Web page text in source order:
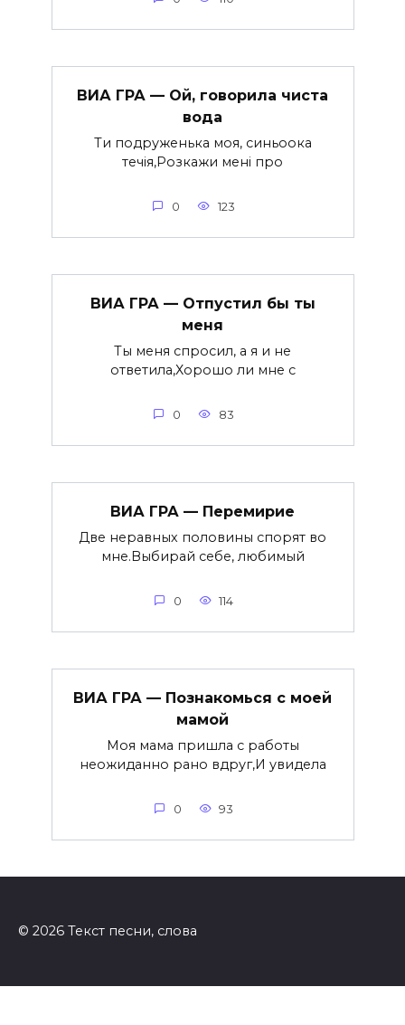
ВИА ГРА — Ой, говорила чиста
вода
Ти подруженька моя, синьоока
течія,Розкажи мені про
0 123
ВИА ГРА — Отпустил бы ты
меня
Ты меня спросил, а я и не
ответила,Хорошо ли мне с
0 83
ВИА ГРА — Перемирие
Две неравных половины спорят во
мне.Выбирай себе, любимый
0 114
ВИА ГРА — Познакомься с моей
мамой
Моя мама пришла с работы
неожиданно рано вдруг,И увидела
0 93
© 2026 Текст песни, слова